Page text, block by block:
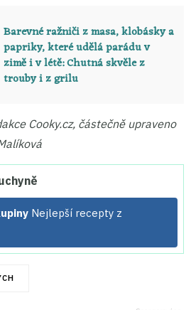
Barevné ražniči z masa, klobásky a
papriky, které udělá parádu v
zimě i v létě: Chutná skvěle z
trouby i z grilu
Cooky.cz, částečně upraveno
Nejlepší recepty z